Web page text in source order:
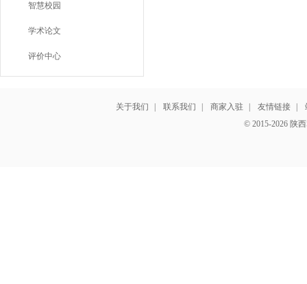
智慧校园
学术论文
评价中心
关于我们 联系我们 商家入驻 友情链接
© 2015-2026 陕